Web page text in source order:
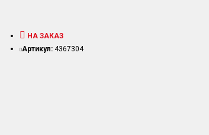
НА ЗАКАЗ
Артикул: 4367304